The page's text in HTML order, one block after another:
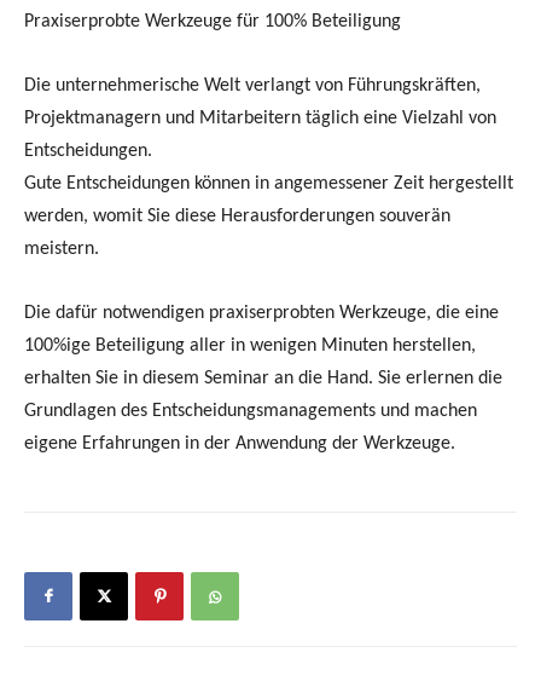
Praxiserprobte Werkzeuge für 100% Beteiligung
Die unternehmerische Welt verlangt von Führungskräften,
Projektmanagern und Mitarbeitern täglich eine Vielzahl von
Entscheidungen.
Gute Entscheidungen können in angemessener Zeit hergestellt
werden, womit Sie diese Herausforderungen souverän
meistern.
Die dafür notwendigen praxiserprobten Werkzeuge, die eine
100%ige Beteiligung aller in wenigen Minuten herstellen,
erhalten Sie in diesem Seminar an die Hand. Sie erlernen die
Grundlagen des Entscheidungsmanagements und machen
eigene Erfahrungen in der Anwendung der Werkzeuge.